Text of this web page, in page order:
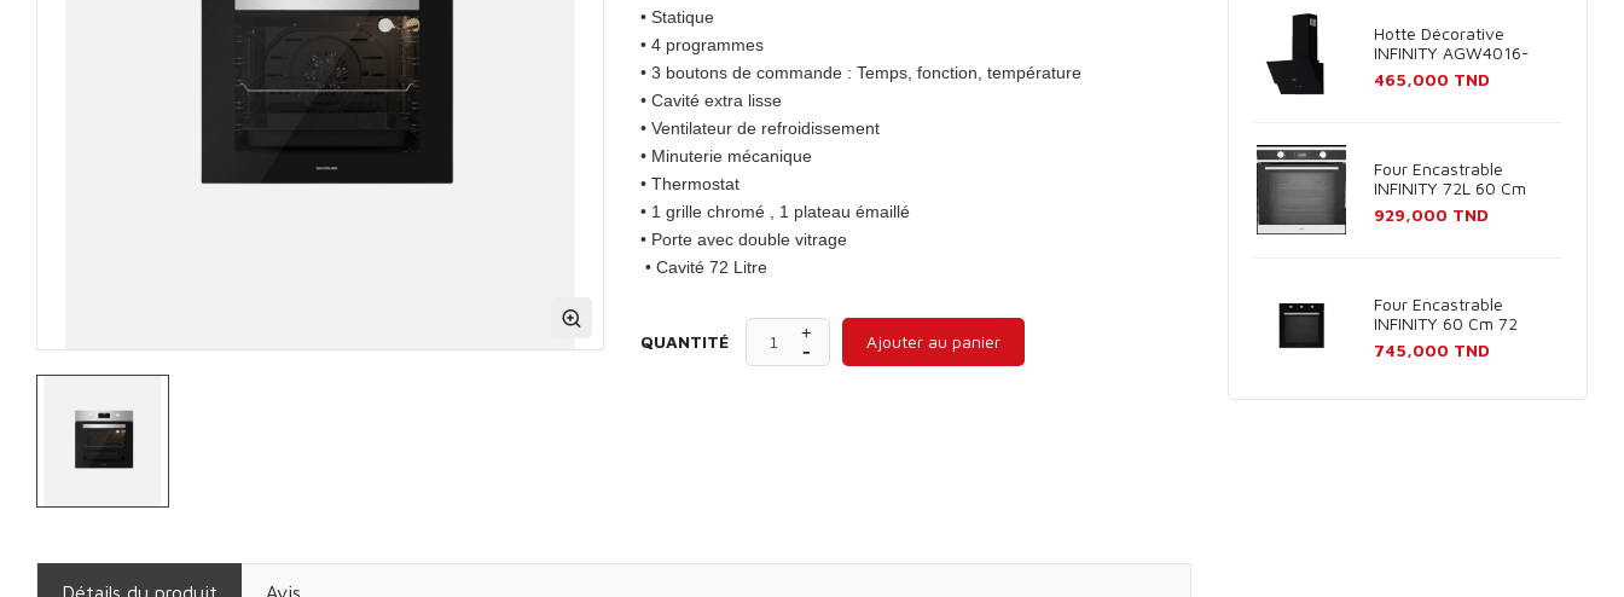
• Statique
• 4 programmes
• 3 boutons de commande : Temps, fonction, température
• Cavité extra lisse
• Ventilateur de refroidissement
• Minuterie mécanique
• Thermostat
• 1 grille chromé , 1 plateau émaillé
• Porte avec double vitrage
• Cavité 72 Litre
QUANTITÉ Ajouter au panier
Détails du produit Avis
Hotte Décorative
INFINITY AGW4016-
60B 60cm - Noir
Prix
465,000 TND
Four Encastrable
INFINITY 72L 60 Cm
Inox
Prix
929,000 TND
Four Encastrable
INFINITY 60 Cm 72
Litres Noir
Prix
745,000 TND